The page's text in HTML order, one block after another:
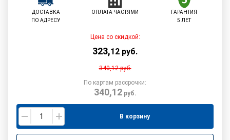
ДОСТАВКА
ПО АДРЕСУ
ОПЛАТА ЧАСТЯМИ
ГАРАНТИЯ
5 ЛЕТ
Цена со скидкой:
323,12 руб.
340,12руб.
По картам рассрочки:
340,12руб.
В корзину